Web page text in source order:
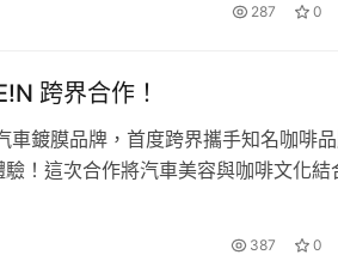
署長吳宗寶出席活動，共同見證合作
287 0
跨界合作！
車鍍膜品牌，首度跨界攜手知名咖啡
！這次合作將汽車美容與咖啡文化結
；同時也能享受 CAFE!N 精心調製的精
387 0